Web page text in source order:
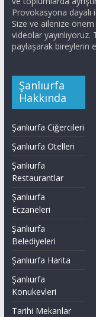
Provokasyona
Size ve ailenize
videolar
paylaşarak bireylerin
Şanlıurfa
Hakkında
Şanlıurfa Ciğercileri
Şanlıurfa Otelleri
Şanlıurfa
Restaurantlar
Şanlıurfa
Eczaneleri
Şanlıurfa
Belediyeleri
Şanlıurfa Harita
Şanlıurfa
Konukevleri
Tarihi Mekanlar